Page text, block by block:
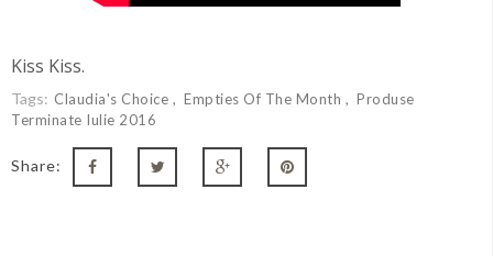
Kiss Kiss.
Tags: Claudia's Choice Empties Of The Month
Produse
Terminate Iulie 2016
Share: